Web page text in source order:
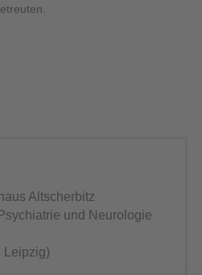
Altscherbitz
und Neurologie
Leipzig)